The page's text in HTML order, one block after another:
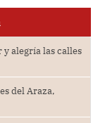
y alegría las calles
del Araza,